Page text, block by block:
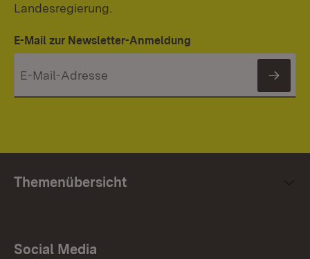
Landesregierung.
E-Mail zur Newsletter-Anmeldung
Themenübersicht
Social Media